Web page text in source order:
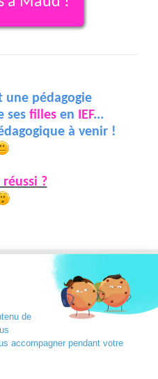
une pédagogie
ses fillesen IEF...
à venir !
?